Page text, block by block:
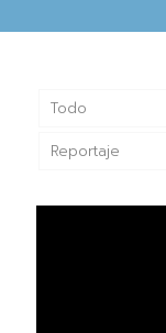
Todo
Reportaje